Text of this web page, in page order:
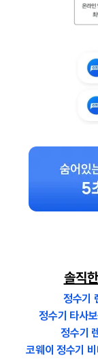
솔직
정수기
정수기 타사
정수기
코웨이 정수기